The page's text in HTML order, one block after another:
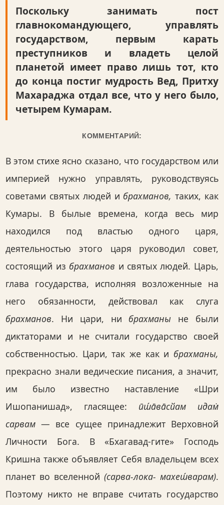
Поскольку занимать пост
главнокомандующего, управлять
государством, первым карать
преступников и владеть целой
планетой имеет право лишь тот, кто
до конца постиг мудрость Вед, Притху
Махараджа отдал все, что у него было,
четырем Кумарам.
КОММЕНТАРИЙ:
В этом стихе ясно сказано, что государством или
империей нужно управлять, руководствуясь
советами святых людей и брахманов, таких, как
Кумары. В былые времена, когда весь мир
находился под властью одного царя,
деятельностью этого царя руководил совет,
состоящий из брахманов и святых людей. Царь,
глава государства, исполняя возложенные на
него обязанности, действовал как слуга
брахманов. Ни цари, ни брахманы не были
диктаторами и не считали государство своей
собственностью. Цари, так же как и брахманы,
прекрасно знали ведические писания, а значит,
им было известно наставление «Шри
Ишопанишад», гласящее: ӣш́а̄ва̄сйам идам̇
сарвам — все сущее принадлежит Верховной
Личности Бога. В «Бхагавад-гите» Господь
Кришна также объявляет Себя владельцем всех
планет во вселенной (сарва-лока- махеш́варам).
Поэтому никто не вправе считать государство